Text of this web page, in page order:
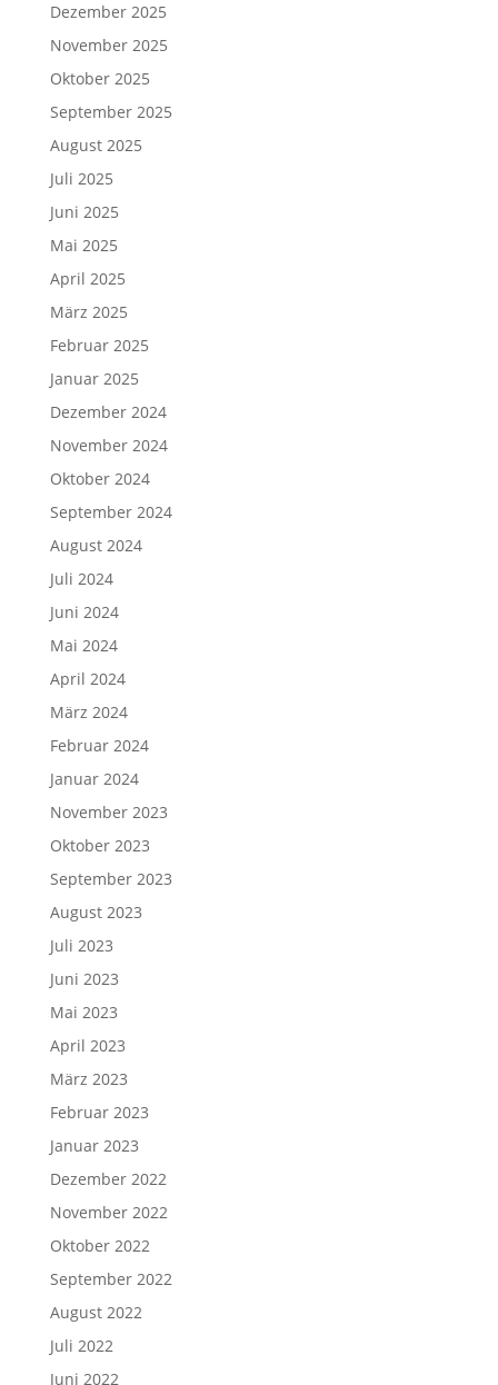
Dezember 2025
November 2025
Oktober 2025
September 2025
August 2025
Juli 2025
Juni 2025
Mai 2025
April 2025
März 2025
Februar 2025
Januar 2025
Dezember 2024
November 2024
Oktober 2024
September 2024
August 2024
Juli 2024
Juni 2024
Mai 2024
April 2024
März 2024
Februar 2024
Januar 2024
November 2023
Oktober 2023
September 2023
August 2023
Juli 2023
Juni 2023
Mai 2023
April 2023
März 2023
Februar 2023
Januar 2023
Dezember 2022
November 2022
Oktober 2022
September 2022
August 2022
Juli 2022
Juni 2022